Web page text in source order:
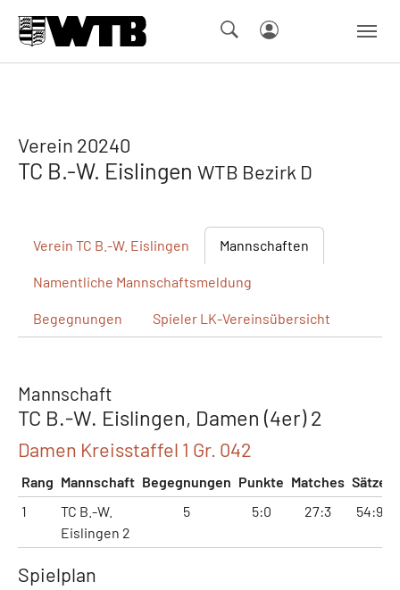
Verein 20240
TC B.-W. Eislingen WTB Bezirk D
Verein TC B.-W. Eislingen Mannschaften
Namentliche Mannschaftsmeldung
Begegnungen Spieler LK-Vereinsübersicht
Mannschaft
TC B.-W. Eislingen, Damen (4er) 2
Damen Kreisstaffel 1 Gr. 042
Rang Mannschaft Begegnungen Punkte Matches Sätze
1
TC B.-W.
Eislingen 2
5 5:0 27:3 54:9
Spielplan